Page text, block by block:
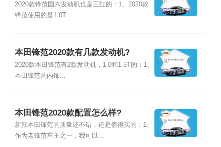
2020款锋范国六发动机也是三缸的：1、2020款
锋范使用的是1.0T...
本田锋范2020款有几款发动机?
2020款本田锋范有2款发动机，1.0和1.5T的：1、
本田锋范的内饰...
本田锋范2020款配置怎么样?
新款本田锋范的质量还不错，还是值得买的：1、
作为老锋范车主之一，我可以...